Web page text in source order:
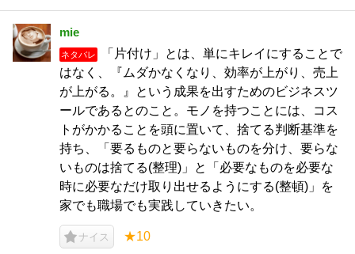
mie
ネタバレ
「片付け」とは、単にキレイにすることで
はなく、『ムダかなくなり、効率が上がり、売上
が上がる。』という成果を出すためのビジネスツ
ールであるとのこと。モノを持つことには、コス
トがかかることを頭に置いて、捨てる判断基準を
持ち、「要るものと要らないものを分け、要らな
いものは捨てる(整理)」と「必要なものを必要な
時に必要なだけ取り出せるようにする(整頓)」を
家でも職場でも実践していきたい。
ナイス ★10